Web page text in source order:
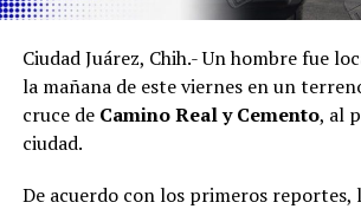
Ciudad Juárez, Chih.- Un hombre fue
la mañana de este viernes en un
cruce de Camino Real y Cemento, al
ciudad.
De acuerdo con los primeros reportes,